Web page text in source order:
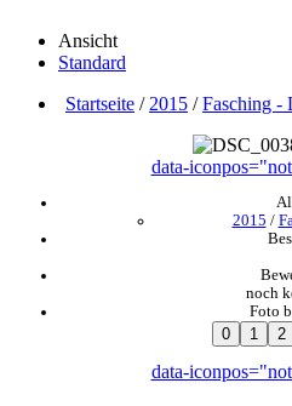
Ansicht
Standard
Startseite / 2015 /Fasching -
data-
2015 /
noch
Foto
data-